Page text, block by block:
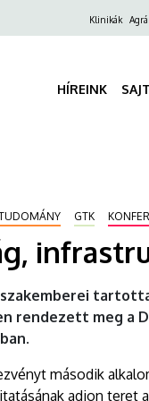
FelsőKlinikák
HÍREINK
GTK
rendezett meg a
második
adjon teret